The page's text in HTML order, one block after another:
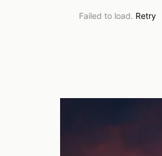
Failed to load. Retry